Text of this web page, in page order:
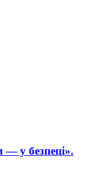
— у безпеці».